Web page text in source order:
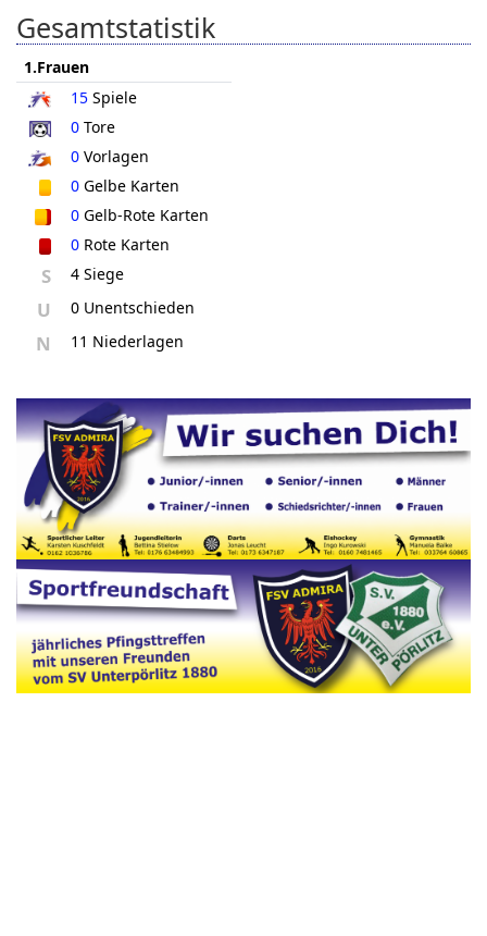
Gesamtstatistik
1.Frauen
15 Spiele
0 Tore
0 Vorlagen
0 Gelbe Karten
0 Gelb-Rote Karten
0 Rote Karten
S 4 Siege
U 0 Unentschieden
N 11 Niederlagen